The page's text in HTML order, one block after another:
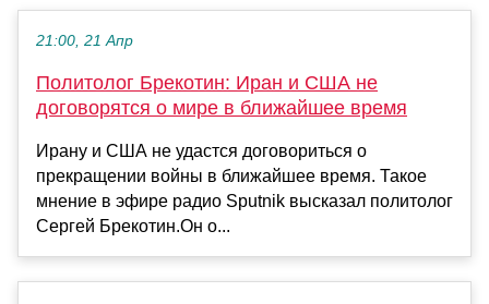
21:00, 21 Апр
Политолог Брекотин: Иран и США не
договорятся о мире в ближайшее время
Ирану и США не удастся договориться о
прекращении войны в ближайшее время. Такое
мнение в эфире радио Sputnik высказал политолог
Сергей Брекотин.Он о...